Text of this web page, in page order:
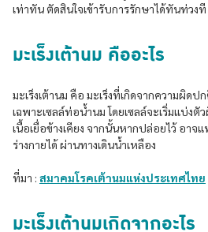
เท่าทัน ตัดสินใจเข้ารับการรักษาได้ทันท่วงที
มะเร็งเต้านม คืออะไร
มะเร็งเต้านม คือ มะเร็งที่เกิดจากความผิดป
เฉพาะเซลล์ท่อน้ำนม โดยเซลล์จะเริ่มแบ่งตั
เนื้อเยื่อข้างเคียง จากนั้นหากปล่อยไว้ อาจ
ร่างกายได้ ผ่านทางเดินน้ำเหลือง
ที่มา : สมาคมโรคเต้านมแห่งประเทศไทย
มะเร็งเต้านมเกิดจากอะไร